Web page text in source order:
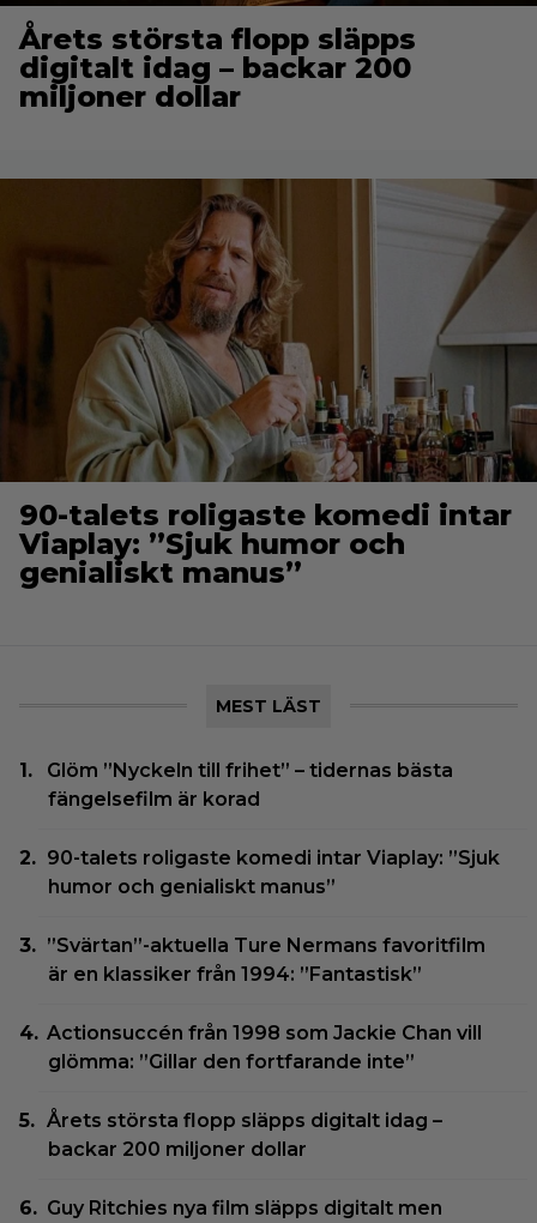
Årets största flopp släpps
digitalt idag – backar 200
miljoner dollar
90-talets roligaste komedi intar
Viaplay: ”Sjuk humor och
genialiskt manus”
MEST LÄST
Glöm ”Nyckeln till frihet” – tidernas bästa
fängelsefilm är korad
90-talets roligaste komedi intar Viaplay: ”Sjuk
humor och genialiskt manus”
”Svärtan”-aktuella Ture Nermans favoritfilm
är en klassiker från 1994: ”Fantastisk”
Actionsuccén från 1998 som Jackie Chan vill
glömma: ”Gillar den fortfarande inte”
Årets största flopp släpps digitalt idag –
backar 200 miljoner dollar
Guy Ritchies nya film släpps digitalt men